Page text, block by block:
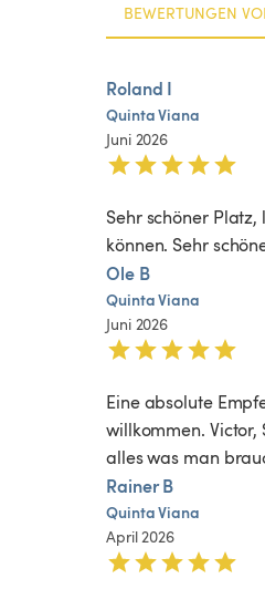
BEWERTUNGEN
Roland I
QuintaViana
Juni 2026
Sehr schöner
können. Sehr
Ole B
QuintaViana
Juni 2026
Eine absolute
willkommen.
alles was man
Rainer B
QuintaViana
April 2026